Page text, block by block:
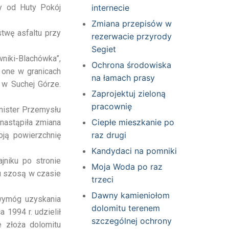
od Huty Pokój
asfaltu przy
Blachówka”,
w granicach
Suchej Górze.
Przemysłu
zmiana
powierzchnię
po stronie
szosą w czasie
uzyskania
1994 r. udzielił
dolomitu
internecie
Zmiana przepisów w
rezerwacie przyrody
Segiet
Ochrona środowiska
na łamach prasy
Zaprojektuj zieloną
pracownię
Ciepłe mieszkanie po
raz drugi
Kandydaci na pomniki
Moja Woda po raz
trzeci
Dawny kamieniołom
dolomitu terenem
szczególnej ochrony